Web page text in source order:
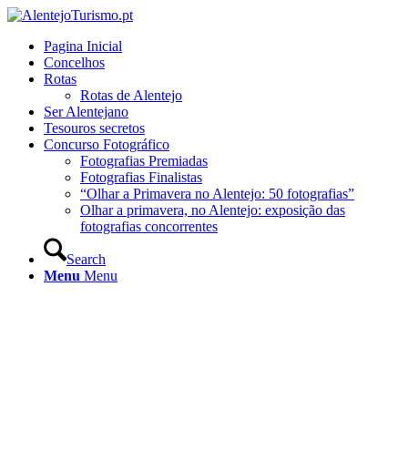
Pagina Inicial
Concelhos
Rotas
Rotas de Alentejo
Ser Alentejano
Tesouros secretos
Concurso Fotográfico
Fotografias Premiadas
Fotografias Finalistas
“Olhar a Primavera no Alentejo: 50 fotografias”
Olhar a primavera, no Alentejo: exposição das
fotografias concorrentes
Search
Menu Menu